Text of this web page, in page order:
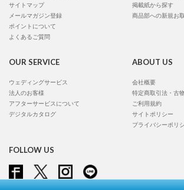
サイトマップ
メールマガジン登録
ポイントについて
よくあるご質問
掲載紙から探す
商品部への新規お
OUR SERVICE
ウェディングサービス
法人のお客様
アフターサービスについて
デジタルカタログ
ABOUT US
会社概要
特定商取引法・古
ご利用規約
サイトポリシー
プライバシーポリ
FOLLOW US